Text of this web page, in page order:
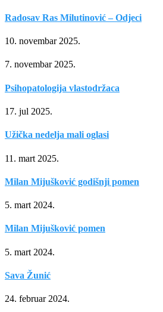
Radosav Ras Milutinović – Odjeci
10. novembar 2025.
7. novembar 2025.
Psihopatologija vlastodržaca
17. jul 2025.
Užička nedelja mali oglasi
11. mart 2025.
Milan Mijušković godišnji pomen
5. mart 2024.
Milan Mijušković pomen
5. mart 2024.
Sava Žunić
24. februar 2024.